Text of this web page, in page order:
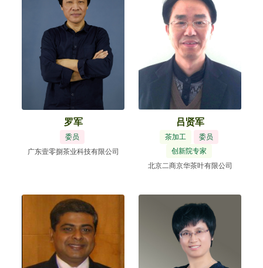
罗军
委员
广东壹零捌茶业科技有限公司
吕贤军
茶加工
委员
创新院专家
北京二商京华茶叶有限公司